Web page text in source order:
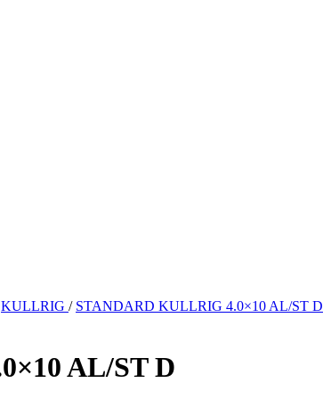
KULLRIG / STANDARD KULLRIG 4.0×10 AL/ST D
AL/ST D